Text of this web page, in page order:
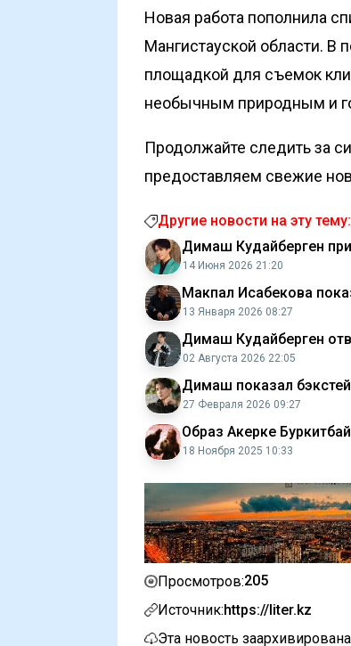
Новая работа пополнила
Мангистауской области. В
площадкой для съемок
необычным природным и
Продолжайте следить за
предоставляем свежие
Другие новости на эту тему:
Димаш Кудайберген
14 Июня 2026 21:20
Макпал Исабекова
13 Января 2026 08:27
Димаш Кудайберген
02 Августа 2026 22:05
Димаш показал
27 Февраля 2026 09:27
Образ Акерке
18 Ноября 2025 10:33
Просмотров:205
Источник:https://liter.kz
Эта новость